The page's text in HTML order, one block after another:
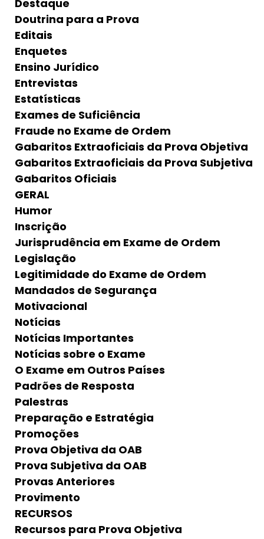
Destaque
Doutrina para a Prova
Editais
Enquetes
Ensino Jurídico
Entrevistas
Estatísticas
Exames de Suficiência
Fraude no Exame de Ordem
Gabaritos Extraoficiais da Prova Objetiva
Gabaritos Extraoficiais da Prova Subjetiva
Gabaritos Oficiais
GERAL
Humor
Inscrição
Jurisprudência em Exame de Ordem
Legislação
Legitimidade do Exame de Ordem
Mandados de Segurança
Motivacional
Notícias
Notícias Importantes
Notícias sobre o Exame
O Exame em Outros Países
Padrões de Resposta
Palestras
Preparação e Estratégia
Promoções
Prova Objetiva da OAB
Prova Subjetiva da OAB
Provas Anteriores
Provimento
RECURSOS
Recursos para Prova Objetiva